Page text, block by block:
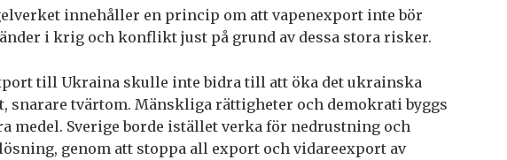
innehåller en princip om att vapenexport inte bör
i krig och konflikt just på grund av dessa stora risker.
till Ukraina skulle inte bidra till att öka det ukrainska
snarare tvärtom. Mänskliga rättigheter och demokrati byggs
medel. Sverige borde istället verka för nedrustning och
genom att stoppa all export och vidareexport av